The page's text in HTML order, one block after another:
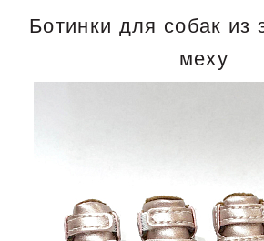
Ботинки для собак из
меху